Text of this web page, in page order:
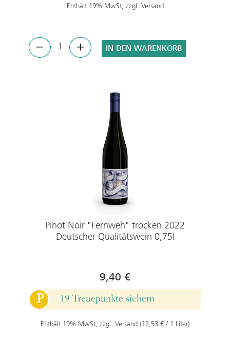
Enthält 19% MwSt, zzgl. Versand
IN DEN WARENKORB
Pinot Noir "Fernweh" trocken 2022
Deutscher Qualitätswein 0,75l
9,40 €
P
19 Treuepunkte sichern
Enthält 19% MwSt, zzgl. Versand (12,53 € / 1 Liter)